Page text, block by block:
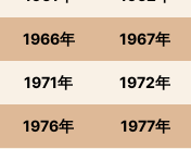
1966年 1967年
1971年 1972年
1976年 1977年